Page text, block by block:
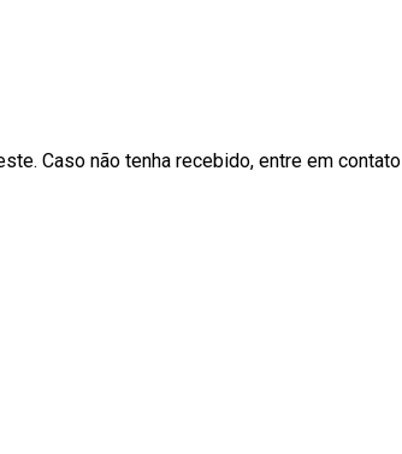
Caso não tenha recebido, entre em